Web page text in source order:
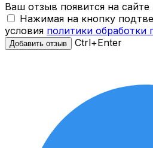
Ваш отзыв появится на сайте
Нажимая на кнопку
условия политики обработки
Ctrl+Enter